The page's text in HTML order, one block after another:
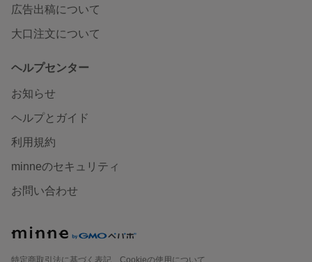
広告出稿について
大口注文について
ヘルプセンター
お知らせ
ヘルプとガイド
利用規約
minneのセキュリティ
お問い合わせ
特定商取引法に基づく表記
Cookieの使用について